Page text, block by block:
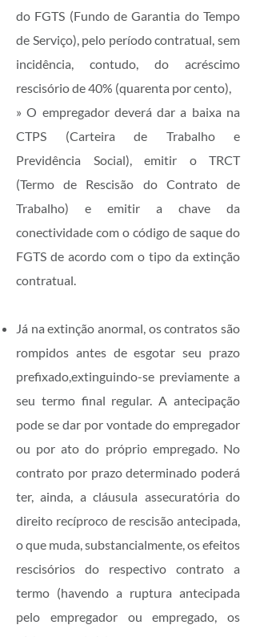
do FGTS (Fundo de Garantia do Tempo
de Serviço), pelo período contratual, sem
incidência, contudo, do acréscimo
rescisório de 40% (quarenta por cento),
» O empregador deverá dar a baixa na
CTPS (Carteira de Trabalho e
Previdência Social), emitir o TRCT
(Termo de Rescisão do Contrato de
Trabalho) e emitir a chave da
conectividade com o código de saque do
FGTS de acordo com o tipo da extinção
contratual.
Já na extinção anormal, os contratos são
rompidos antes de esgotar seu prazo
prefixado,extinguindo-se previamente a
seu termo final regular. A antecipação
pode se dar por vontade do empregador
ou por ato do próprio empregado. No
contrato por prazo determinado poderá
ter, ainda, a cláusula assecuratória do
direito recíproco de rescisão antecipada,
o que muda, substancialmente, os efeitos
rescisórios do respectivo contrato a
termo (havendo a ruptura antecipada
pelo empregador ou empregado, os